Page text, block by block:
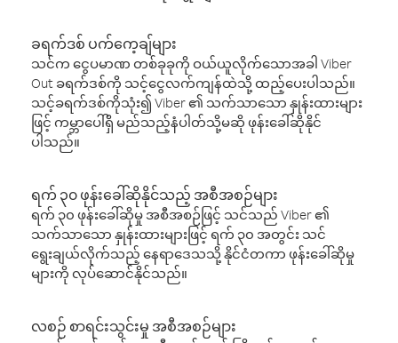
ခရက်ဒစ် ပက်ကေ့ချ်များ
သင်က ငွေပမာဏ တစ်ခုခုကို ဝယ်ယူလိုက်သောအခါ Viber
Out ခရက်ဒစ်ကို သင့်ငွေလက်ကျန်ထဲသို့ ထည့်ပေးပါသည်။
သင့်ခရက်ဒစ်ကိုသုံး၍ Viber ၏ သက်သာသော နှုန်းထားများ
ဖြင့် ကမ္ဘာပေါ်ရှိ မည်သည့်နံပါတ်သို့မဆို ဖုန်းခေါ်ဆိုနိုင်
ပါသည်။
ရက် ၃၀ ဖုန်းခေါ်ဆိုနိုင်သည့် အစီအစဉ်များ
ရက် ၃၀ ဖုန်းခေါ်ဆိုမှု အစီအစဉ်ဖြင့် သင်သည် Viber ၏
သက်သာသော နှုန်းထားများဖြင့် ရက် ၃၀ အတွင်း သင်
ရွေးချယ်လိုက်သည့် နေရာဒေသသို့ နိုင်ငံတကာ ဖုန်းခေါ်ဆိုမှု
များကို လုပ်ဆောင်နိုင်သည်။
လစဉ် စာရင်းသွင်းမှု အစီအစဉ်များ